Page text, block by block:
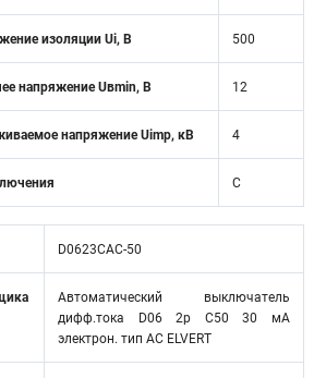
изоляции Ui, В 500
напряжение Uвmin, B 12
напряжение Uimp, кВ 4
C
D0623CAC-50
Автоматический выключатель
дифф.тока D06 2р C50 30 мА
электрон. тип АС ELVERT